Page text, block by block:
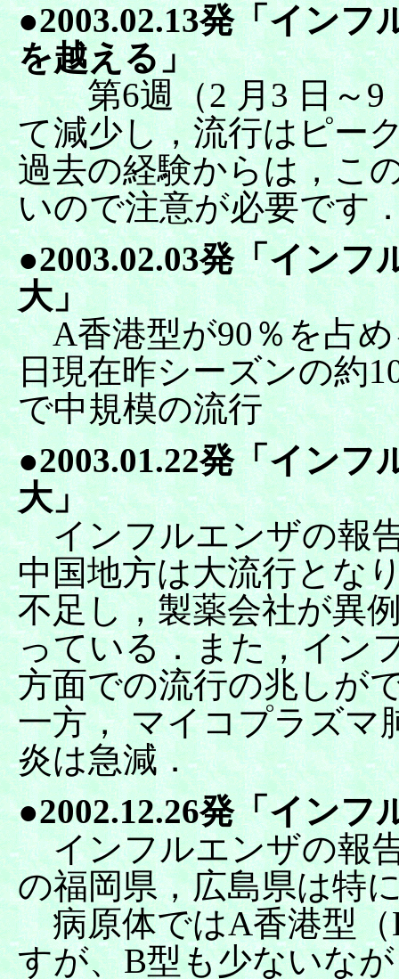
●2003.02.13発「イン
を越える」
第6週（2 月3 日～9
て減少し，流行はピー
過去の経験からは，こ
いので注意が必要です
●2003.02.03発「イン
大」
A香港型が90％を占め
日現在昨シーズンの約
で中規模の流行
●2003.01.22発「イン
大」
インフルエンザの報
中国地方は大流行とな
不足し，製薬会社が異
っている．また，イン
方面での流行の兆しが
一方， マイコプラズマ
炎は急減．
●2002.12.26発「イン
インフルエンザの報
の福岡県，広島県は特
病原体ではA香港型（
すが、B型も少ないな